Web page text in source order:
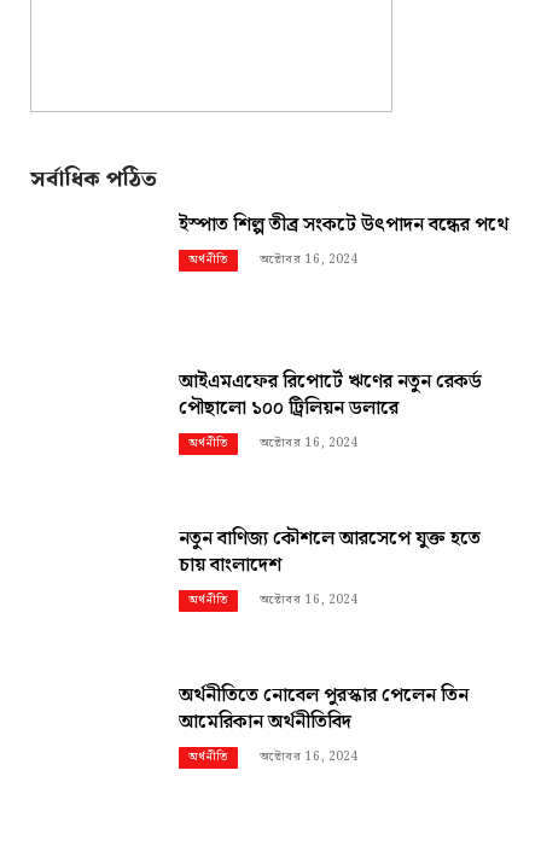
সর্বাধিক পঠিত
ইস্পাত শিল্প তীব্র সংকটে উৎপাদন বন্ধের পথে
অর্থনীতি অক্টোবর 16, 2024
আইএমএফের রিপোর্টে ঋণের নতুন রেকর্ড
পৌছালো ১০০ ট্রিলিয়ন ডলারে
অর্থনীতি অক্টোবর 16, 2024
নতুন বাণিজ্য কৌশলে আরসেপে যুক্ত হতে
চায় বাংলাদেশ
অর্থনীতি অক্টোবর 16, 2024
অর্থনীতিতে নোবেল পুরস্কার পেলেন তিন
আমেরিকান অর্থনীতিবিদ
অর্থনীতি অক্টোবর 16, 2024